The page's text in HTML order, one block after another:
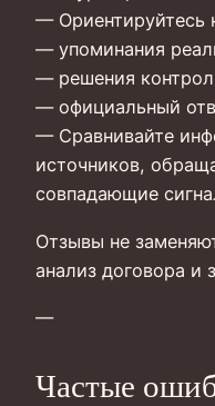
— Ориентируйтесь
— упоминания
— решения
— официальный
— Сравнивайте
источников,
совпадающие
Отзывы не
анализ договора и
—
Частые